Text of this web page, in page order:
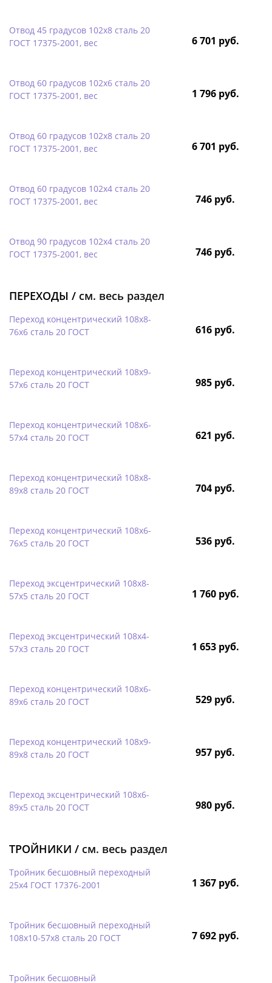
Отвод 45 градусов 102х8 сталь 20
ГОСТ 17375-2001, вес
6 701 руб.
Отвод 60 градусов 102х6 сталь 20
ГОСТ 17375-2001, вес
1 796 руб.
Отвод 60 градусов 102х8 сталь 20
ГОСТ 17375-2001, вес
6 701 руб.
Отвод 60 градусов 102х4 сталь 20
ГОСТ 17375-2001, вес
746 руб.
Отвод 90 градусов 102х4 сталь 20
ГОСТ 17375-2001, вес
746 руб.
ПЕРЕХОДЫ / см. весь раздел
Переход концентрический 108х8-
76х6 сталь 20 ГОСТ
616 руб.
Переход концентрический 108х9-
57х6 сталь 20 ГОСТ
985 руб.
Переход концентрический 108х6-
57х4 сталь 20 ГОСТ
621 руб.
Переход концентрический 108х8-
89х8 сталь 20 ГОСТ
704 руб.
Переход концентрический 108х6-
76х5 сталь 20 ГОСТ
536 руб.
Переход эксцентрический 108х8-
57х5 сталь 20 ГОСТ
1 760 руб.
Переход эксцентрический 108х4-
57х3 сталь 20 ГОСТ
1 653 руб.
Переход концентрический 108х6-
89х6 сталь 20 ГОСТ
529 руб.
Переход концентрический 108х9-
89х8 сталь 20 ГОСТ
957 руб.
Переход эксцентрический 108х6-
89х5 сталь 20 ГОСТ
980 руб.
ТРОЙНИКИ / см. весь раздел
Тройник бесшовный переходный
25х4 ГОСТ 17376-2001
1 367 руб.
Тройник бесшовный переходный
108х10-57х8 сталь 20 ГОСТ
7 692 руб.
Тройник бесшовный